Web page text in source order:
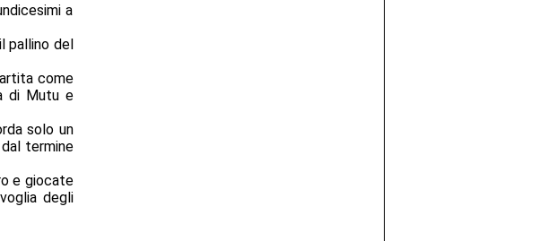
a
pallino del
come
di Mutu e
solo un
termine
e giocate
degli